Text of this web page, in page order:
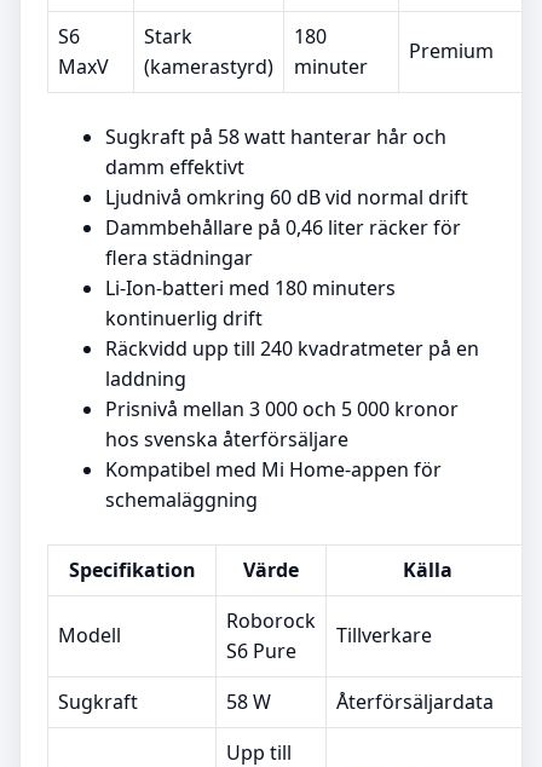
S6
MaxV
Stark
(kamerastyrd)
180
minuter
Premium
Sugkraft på 58 watt hanterar hår och
damm effektivt
Ljudnivå omkring 60 dB vid normal drift
Dammbehållare på 0,46 liter räcker för
flera städningar
Li-Ion-batteri med 180 minuters
kontinuerlig drift
Räckvidd upp till 240 kvadratmeter på en
laddning
Prisnivå mellan 3 000 och 5 000 kronor
hos svenska återförsäljare
Kompatibel med Mi Home-appen för
schemaläggning
Specifikation Värde Källa
Modell
Roborock
S6 Pure
Tillverkare
Sugkraft 58 W Återförsäljardata
Upp till